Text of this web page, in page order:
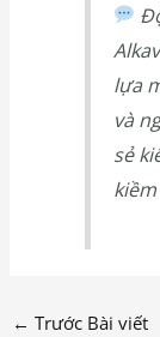
lựa
và
sẻ
← Trước Bài viết